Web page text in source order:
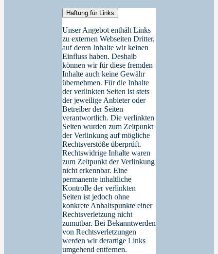
Haftung für Links
Unser Angebot enthält Links
zu externen Webseiten Dritter,
auf deren Inhalte wir keinen
Einfluss haben. Deshalb
können wir für diese fremden
Inhalte auch keine Gewähr
übernehmen. Für die Inhalte
der verlinkten Seiten ist stets
der jeweilige Anbieter oder
Betreiber der Seiten
verantwortlich. Die verlinkten
Seiten wurden zum Zeitpunkt
der Verlinkung auf mögliche
Rechtsverstöße überprüft.
Rechtswidrige Inhalte waren
zum Zeitpunkt der Verlinkung
nicht erkennbar. Eine
permanente inhaltliche
Kontrolle der verlinkten
Seiten ist jedoch ohne
konkrete Anhaltspunkte einer
Rechtsverletzung nicht
zumutbar. Bei Bekanntwerden
von Rechtsverletzungen
werden wir derartige Links
umgehend entfernen.